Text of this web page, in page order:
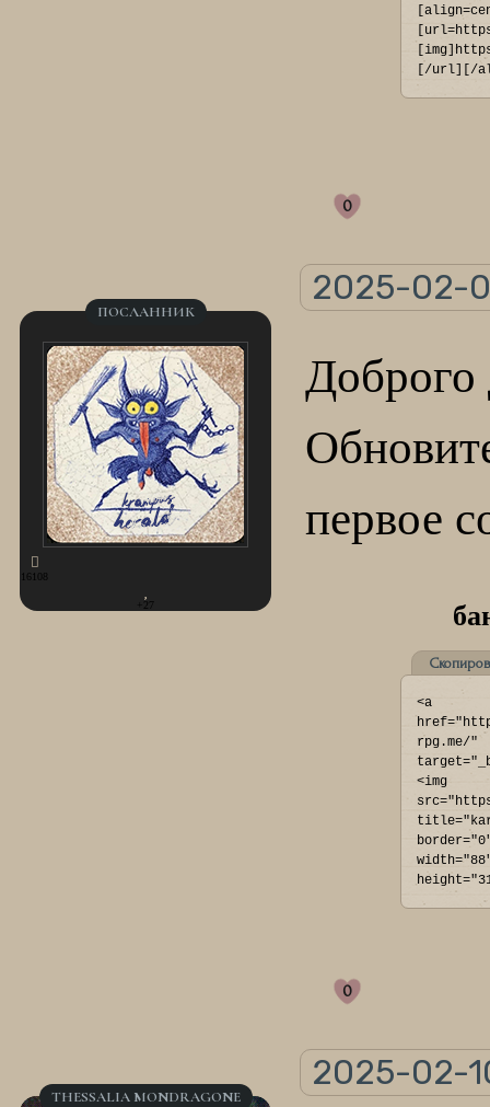
[/url][/
0
2025-02-
ПОСЛАННИК
16108
+27
Доброго
первое
<a
rpg.me/"
<img
0
2025-02-
THESSALIA MONDRAGONE